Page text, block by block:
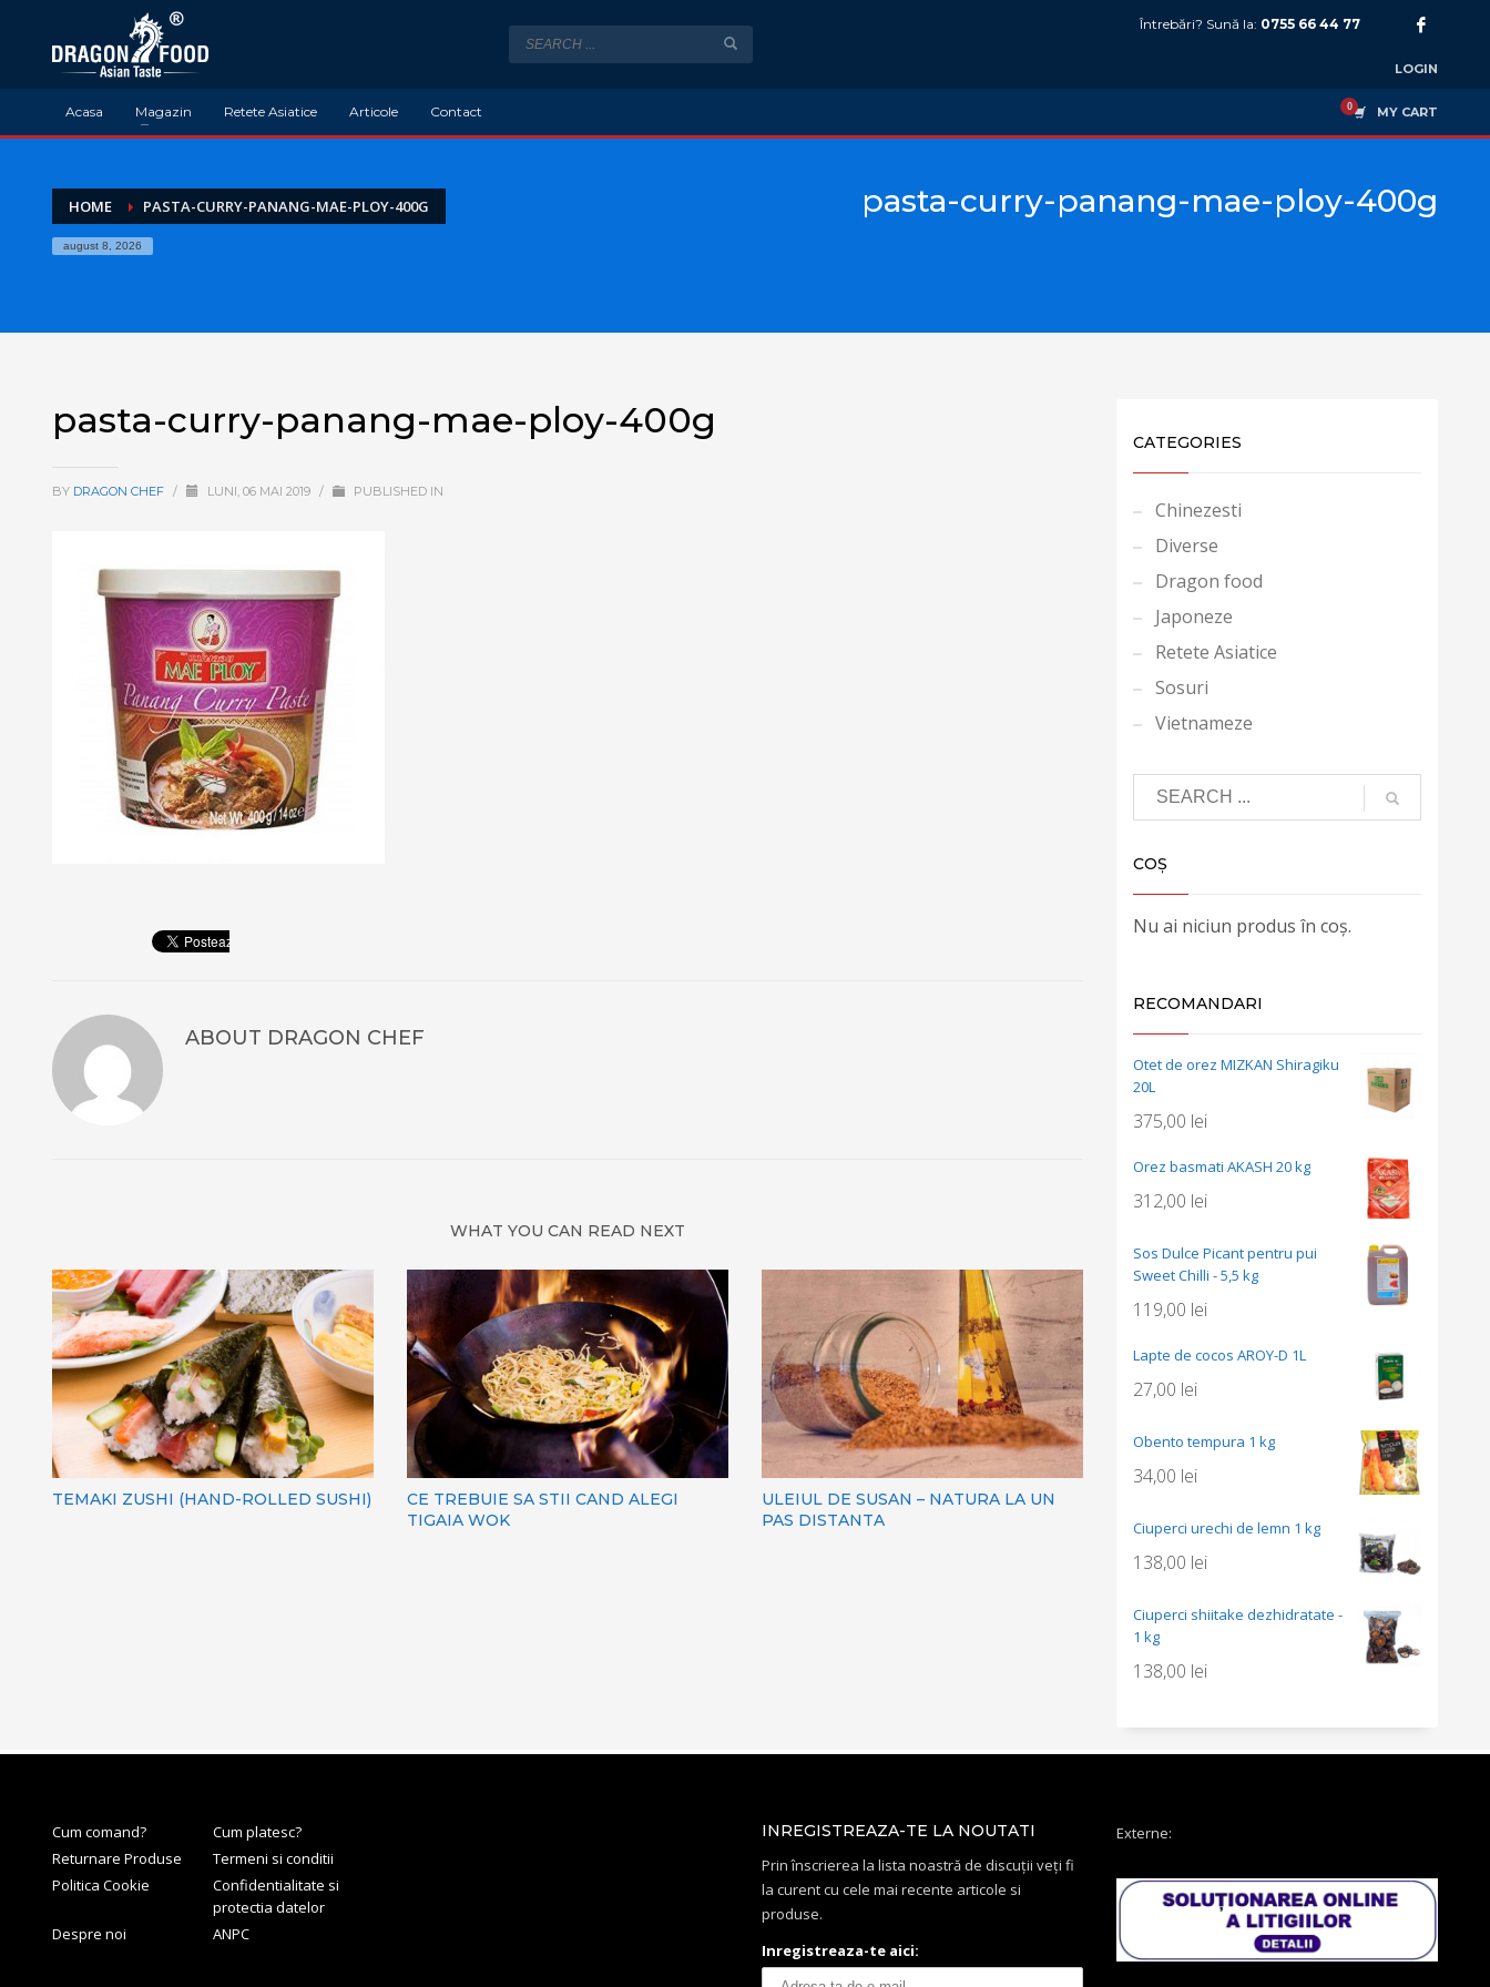
Întrebări? Sună la: 0755 66 44 77
LOGIN
Acasa Magazin Retete Asiatice Articole Contact MY CART
HOME PASTA-CURRY-PANANG-MAE-PLOY-400G
august 8, 2026
pasta-curry-panang-mae-ploy-400g
pasta-curry-panang-mae-ploy-400g
BY DRAGON CHEF / LUNI, 06 MAI 2019 / PUBLISHED IN
ABOUT DRAGON CHEF
WHAT YOU CAN READ NEXT
TEMAKI ZUSHI (HAND-ROLLED SUSHI)
CE TREBUIE SA STII CAND ALEGI
TIGAIA WOK
ULEIUL DE SUSAN – NATURA LA UN
PAS DISTANTA
CATEGORIES
Chinezesti
Diverse
Dragon food
Japoneze
Retete Asiatice
Sosuri
Vietnameze
COȘ
Nu ai niciun produs în coș.
RECOMANDARI
Otet de orez MIZKAN Shiragiku
20L
375,00 lei
Orez basmati AKASH 20 kg
312,00 lei
Sos Dulce Picant pentru pui
Sweet Chilli - 5,5 kg
119,00 lei
Lapte de cocos AROY-D 1L
27,00 lei
Obento tempura 1 kg
34,00 lei
Ciuperci urechi de lemn 1 kg
138,00 lei
Ciuperci shiitake dezhidratate -
1 kg
138,00 lei
Cum comand?
Cum platesc?
Returnare Produse
Termeni si conditii
Politica Cookie
Confidentialitate si
protectia datelor
Despre noi
ANPC
INREGISTREAZA-TE LA NOUTATI
Prin înscrierea la lista noastră de discuții veți fi
la curent cu cele mai recente articole si
produse.
Inregistreaza-te aici:
Externe: